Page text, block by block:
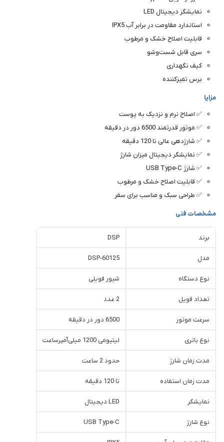
نمایشگر دیجیتال LED
استاندارد مقاومت در برابر آب IPX5
قابلیت اصلاح خشک و مرطوب
سری قابل شست‌وشو
کیف نگهداری
برس تمیزکننده
مزایا
✅ اصلاح نرم و نزدیک به پوست
✅ موتور قدرتمند 6500 دور در دقیقه
✅ شارژدهی عالی تا 120 دقیقه
✅ نمایشگر دیجیتال میزان شارژ
✅ شارژ USB Type-C
✅ قابلیت اصلاح خشک و مرطوب
✅ طراحی سبک و مناسب برای سفر
مشخصات فنی
برند DSP
مدل DSP-60125
نوع دستگاه شیور فویلی
تعداد فویل 2 عدد
سرعت موتور 6500 دور در دقیقه
نوع باتری لیتیومی 1200 میلی‌آمپرساعت
مدت زمان شارژ حدود 2 ساعت
مدت زمان استفاده تا 120 دقیقه
نمایشگر LED دیجیتال
نوع شارژ USB Type-C